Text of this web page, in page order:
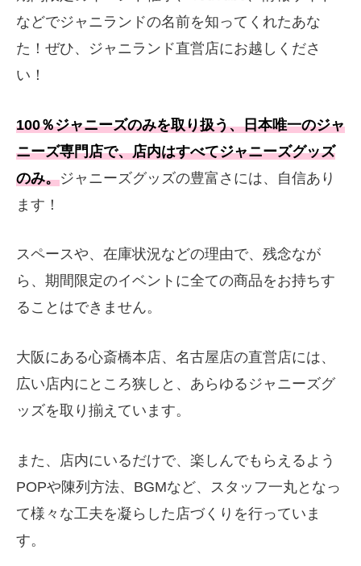
などでジャニランドの名前を知ってくれたあな
た！ぜひ、ジャニランド直営店にお越しくださ
い！
100％ジャニーズのみを取り扱う、日本唯一のジャ
ニーズ専門店で、店内はすべてジャニーズグッズ
のみ。ジャニーズグッズの豊富さには、自信あり
ます！
スペースや、在庫状況などの理由で、残念なが
ら、期間限定のイベントに全ての商品をお持ちす
ることはできません。
大阪にある心斎橋本店、名古屋店の直営店には、
広い店内にところ狭しと、あらゆるジャニーズグ
ッズを取り揃えています。
また、店内にいるだけで、楽しんでもらえるよう
POPや陳列方法、BGMなど、スタッフ一丸となっ
て様々な工夫を凝らした店づくりを行っていま
す。